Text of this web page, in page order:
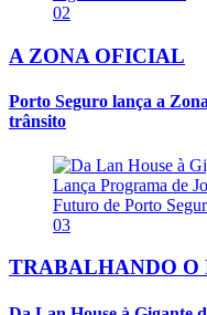
02
A ZONA OFICIAL
Porto Seguro lança a
trânsito
03
TRABALHANDO O